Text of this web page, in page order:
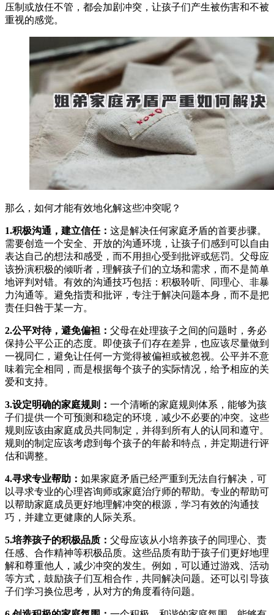
压制或放任不管，都会加剧冲突，让孩子们产生被伤害和不被
重视的感觉。
那么，如何才能有效地化解这些冲突呢？
1.积极沟通，建立信任： 这是解决任何家庭矛盾的首要步骤。
需要创造一个安全、开放的沟通环境，让孩子们感到可以自由
表达自己的想法和感受，而不用担心受到批评或惩罚。父母应
该扮演积极的倾听者，理解孩子们的立场和需求，而不是简单
地评判对错。有效的沟通技巧包括：积极聆听、同理心、非暴
力沟通等。避免指责和批评，专注于解决问题本身，而不是把
责任归咎于某一方。
2.公平对待，避免偏袒： 父母在处理孩子之间的问题时，务必
保持公平公正的态度。即使孩子们存在差异，也应该尽量做到
一视同仁，避免让任何一方觉得被偏袒或被忽视。公平并不意
味着完全相同，而是根据每个孩子的实际情况，给予相应的关
爱和支持。
3.设定明确的家庭规则： 一个清晰的家庭规则体系，能够为孩
子们提供一个可预测和稳定的环境，减少不必要的冲突。这些
规则应该由家庭成员共同制定，并得到所有人的认同和遵守。
规则的制定应该考虑到每个孩子的年龄和特点，并定期进行评
估和调整。
4.寻求专业帮助： 如果家庭矛盾已经严重到无法自行解决，可
以寻求专业的心理咨询师或家庭治疗师的帮助。专业的帮助可
以帮助家庭成员更好地理解冲突的根源，学习有效的沟通技
巧，并建立更健康的人际关系。
5.培养孩子的积极品质： 父母应该从小培养孩子的同理心、责
任感、合作精神等积极品质。这些品质有助于孩子们更好地理
解和尊重他人，减少冲突的发生。例如，可以通过游戏、活动
等方式，鼓励孩子们互相合作，共同解决问题。还可以引导孩
子们学习换位思考，从对方的角度看待问题。